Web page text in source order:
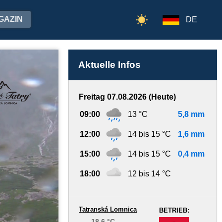
DE
Aktuelle Infos
Freitag 07.08.2026 (Heute)
09:00 13 °C 5,8 mm
12:00 14 bis 15 °C 1,6 mm
15:00 14 bis 15 °C 0,4 mm
18:00 12 bis 14 °C
BETRIEB:
Tatranská Lomnica